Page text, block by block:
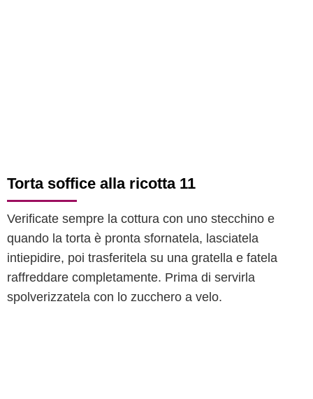
Torta soffice alla ricotta 11
Verificate sempre la cottura con uno stecchino e
quando la torta è pronta sfornatela, lasciatela
intiepidire, poi trasferitela su una gratella e fatela
raffreddare completamente. Prima di servirla
spolverizzatela con lo zucchero a velo.